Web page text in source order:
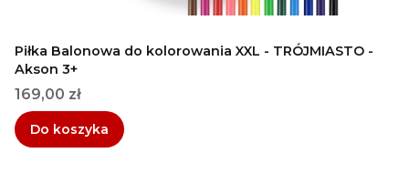
Piłka Balonowa do kolorowania XXL - TRÓJMIASTO -
Akson 3+
Cena
169,00 zł
Do koszyka